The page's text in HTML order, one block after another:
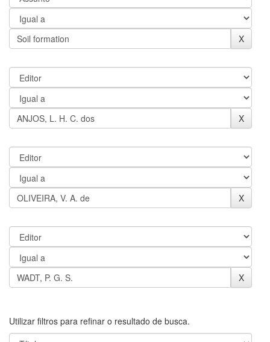
Utilizar filtros para refinar o resultado de busca.